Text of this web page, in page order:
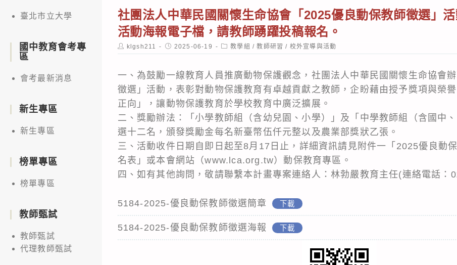
社團法人中華民國關懷生命協會「2025優良動保教師徵選」
活動海報電子檔，請教師踴躍投稿報名。
Post
author:
klgsh211
Post
published:
2025-06-19
Post
category:
教學組 / 教師研習 / 校外宣導與活動
一、為鼓勵一線教育人員推廣動物保護觀念，社團法人中華民國關懷生命協會
徵選」活動，表彰對動物保護教育有卓越貢獻之教師，企盼藉由授予獎項與榮
正向」，讓動物保護教育於學校教育中廣泛擴展。
二、獎勵辦法：「小學教師組（含幼兒園、小學）」及「中學教師組（含國中
選十二名，頒發獎勵金每名新臺幣伍仟元整以及農業部獎狀乙張。
三、活動收件日期自即日起至8月17日止，詳細資訊請見附件一「2025優良動
名表」或本會網站（www.lca.org.tw）動保教育專區。
四、如有其他詢問，敬請聯繫本計畫專案連絡人：林勃嚴教育主任(連絡電話：
5184-2025-優良動保教師徵選簡章 下載
5184-2025-優良動保教師徵選海報 下載
臺北市立大學
國中教育會考專
區
會考最新消息
新生專區
新生專區
榜單專區
榜單專區
教師甄試
教師甄試
代理教師甄試